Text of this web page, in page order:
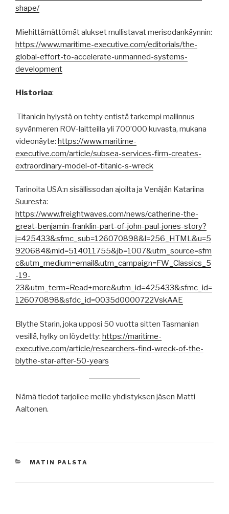
shape/
Miehittämättömät alukset mullistavat merisodankäynnin:
https://www.maritime-executive.com/editorials/the-
global-effort-to-accelerate-unmanned-systems-
development
Historiaa:
Titanicin hylystä on tehty entistä tarkempi mallinnus
syvänmeren ROV-laitteilla yli 700’000 kuvasta, mukana
videonäyte: https://www.maritime-
executive.com/article/subsea-services-firm-creates-
extraordinary-model-of-titanic-s-wreck
Tarinoita USA:n sisällissodan ajoilta ja Venäjän Katariina
Suuresta:
https://www.freightwaves.com/news/catherine-the-
great-benjamin-franklin-part-of-john-paul-jones-story?
j=425433&sfmc_sub=126070898&l=256_HTML&u=5
920684&mid=514011755&jb=1007&utm_source=sfm
c&utm_medium=email&utm_campaign=FW_Classics_5
-19-
23&utm_term=Read+more&utm_id=425433&sfmc_id=
126070898&sfdc_id=0035d0000722VskAAE
Blythe Starin, joka upposi 50 vuotta sitten Tasmanian
vesillä, hylky on löydetty: https://maritime-
executive.com/article/researchers-find-wreck-of-the-
blythe-star-after-50-years
Nämä tiedot tarjoilee meille yhdistyksen jäsen Matti
Aaltonen.
KATEGORIAT
MATIN PALSTA